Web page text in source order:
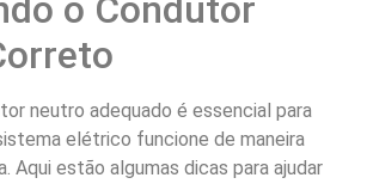
o Condutor
neutro adequado é essencial para
elétrico funcione de maneira
Aqui estão algumas dicas para ajudar